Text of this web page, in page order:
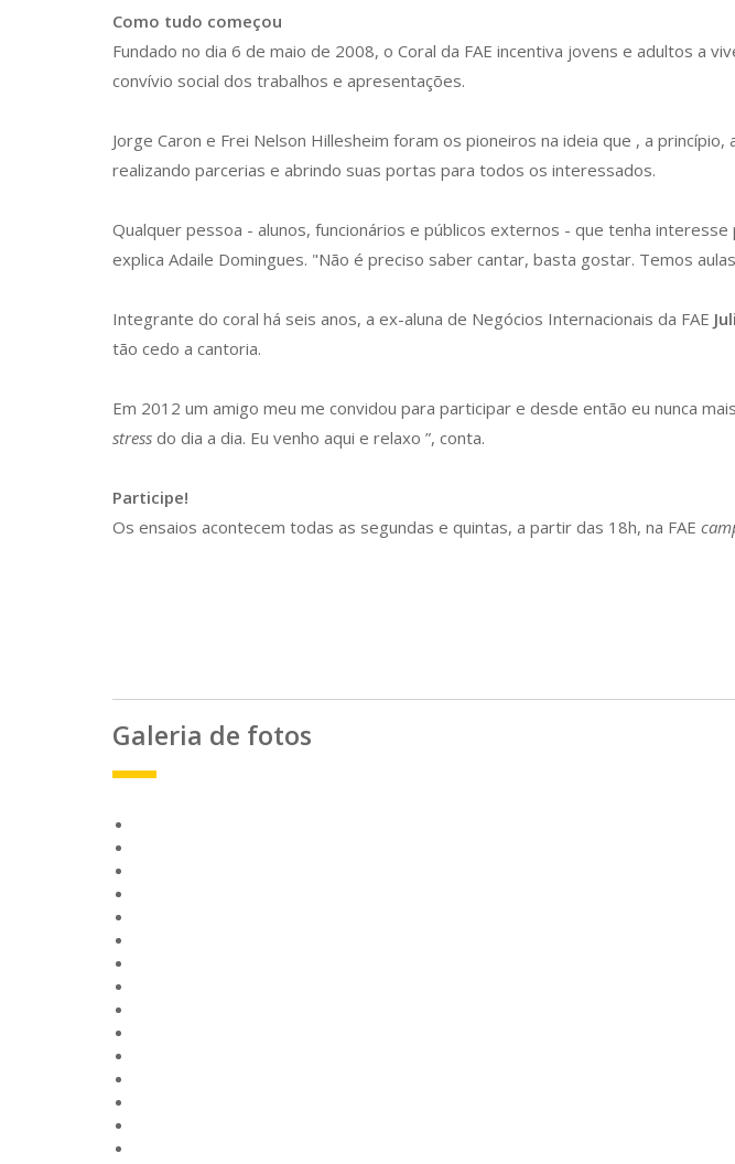
Como tudo começou
Fundado no dia 6 de maio de 2008, o Coral da FAE incentiva jovens e adultos a
convívio social dos trabalhos e apresentações.
Jorge Caron e Frei Nelson Hillesheim foram os pioneiros na ideia que , a
realizando parcerias e abrindo suas portas para todos os interessados.
Qualquer pessoa - alunos, funcionários e públicos externos - que tenha
explica Adaile Domingues. "Não é preciso saber cantar, basta gostar. Temos
Integrante do coral há seis anos, a ex-aluna de Negócios Internacionais da FAE
tão cedo a cantoria.
Em 2012 um amigo meu me convidou para participar e desde então eu nunca
stress do dia a dia. Eu venho aqui e relaxo ”, conta.
Participe!
Os ensaios acontecem todas as segundas e quintas, a partir das 18h, na FAE
Galeria de fotos